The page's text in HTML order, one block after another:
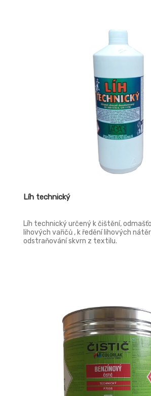
Líh technický
Líh technický určený k čištění,
lihových vařičů , k ředění lihových
odstraňování skvrn z textilu.